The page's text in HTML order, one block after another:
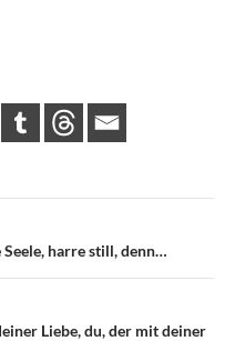
harre still, denn…
Liebe, du, der mit deiner